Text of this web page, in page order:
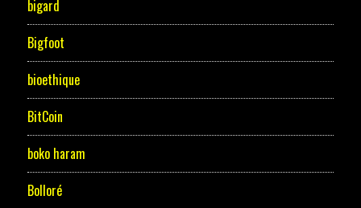
bigard
Bigfoot
bioethique
BitCoin
boko haram
Bolloré